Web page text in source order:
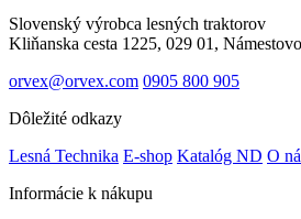
Slovenský výrobca lesných traktorov
Kliňanska cesta 1225, 029 01, Námestovo
orvex@orvex.com 0905 800 905
Dôležité odkazy
Lesná Technika E-shop Katalóg ND O
Informácie k nákupu